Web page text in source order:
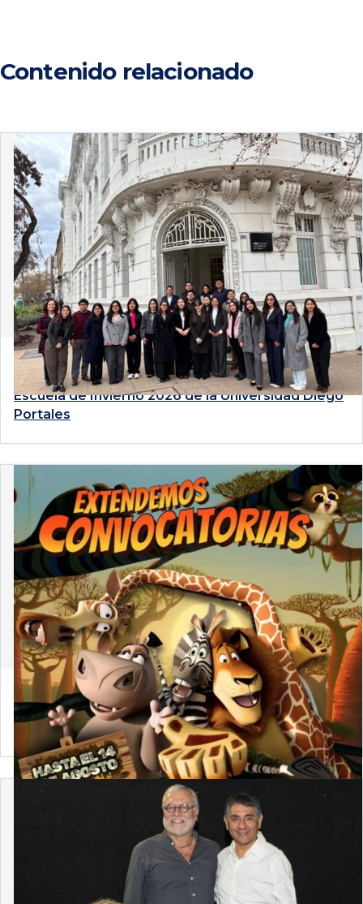
Contenido relacionado
4 de agosto de 2026
Estudiantes de Derecho PUCP participan en la
Escuela de Invierno 2026 de la Universidad Diego
Portales
4 de agosto de 2026
Convocatoria 2026-2: Únete a la Comisión Arte y
Derecho